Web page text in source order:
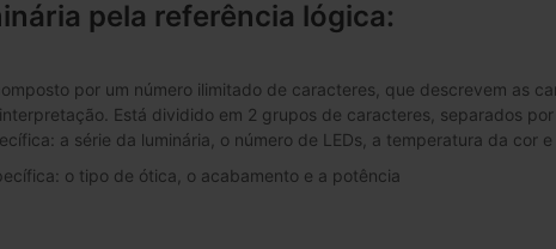
pela referência lógica:
por um número ilimitado de caracteres, que descrevem as
Está dividido em 2 grupos de caracteres, separados
a série da luminária, o número de LEDs, a temperatura da cor
o tipo de ótica, o acabamento e a potência